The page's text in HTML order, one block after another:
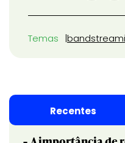
Temas band
Recentes